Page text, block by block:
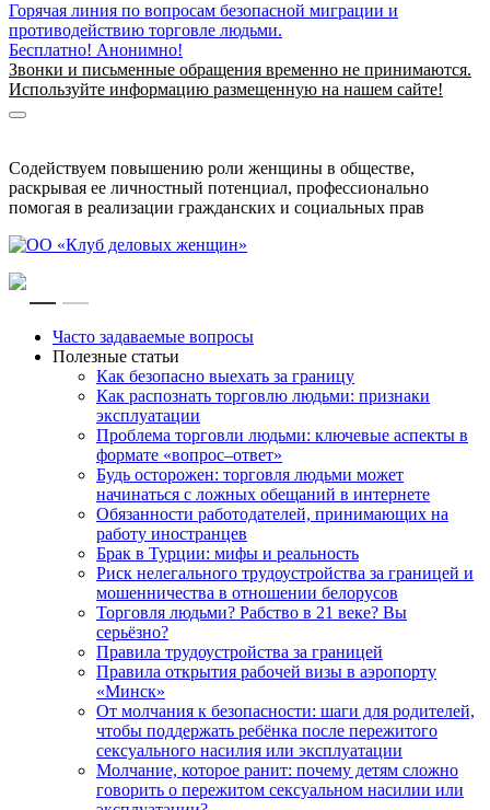
Горячая линия по вопросам безопасной миграции и
противодействию торговле людьми.
Бесплатно! Анонимно!
Звонки и письменные обращения временно не принимаются.
Используйте информацию размещенную на нашем сайте!
Содействуем повышению роли женщины в обществе,
раскрывая ее личностный потенциал, профессионально
помогая в реализации гражданских и социальных прав
RUEN
Часто задаваемые вопросы
Полезные статьи
Как безопасно выехать за границу
Как распознать торговлю людьми: признаки
эксплуатации
Проблема торговли людьми: ключевые аспекты в
формате «вопрос–ответ»
Будь осторожен: торговля людьми может
начинаться с ложных обещаний в интернете
Обязанности работодателей, принимающих на
работу иностранцев
Брак в Турции: мифы и реальность
Риск нелегального трудоустройства за границей и
мошенничества в отношении белорусов
Торговля людьми? Рабство в 21 веке? Вы
серьёзно?
Правила трудоустройства за границей
Правила открытия рабочей визы в аэропорту
«Минск»
От молчания к безопасности: шаги для родителей,
чтобы поддержать ребёнка после пережитого
сексуального насилия или эксплуатации
Молчание, которое ранит: почему детям сложно
говорить о пережитом сексуальном насилии или